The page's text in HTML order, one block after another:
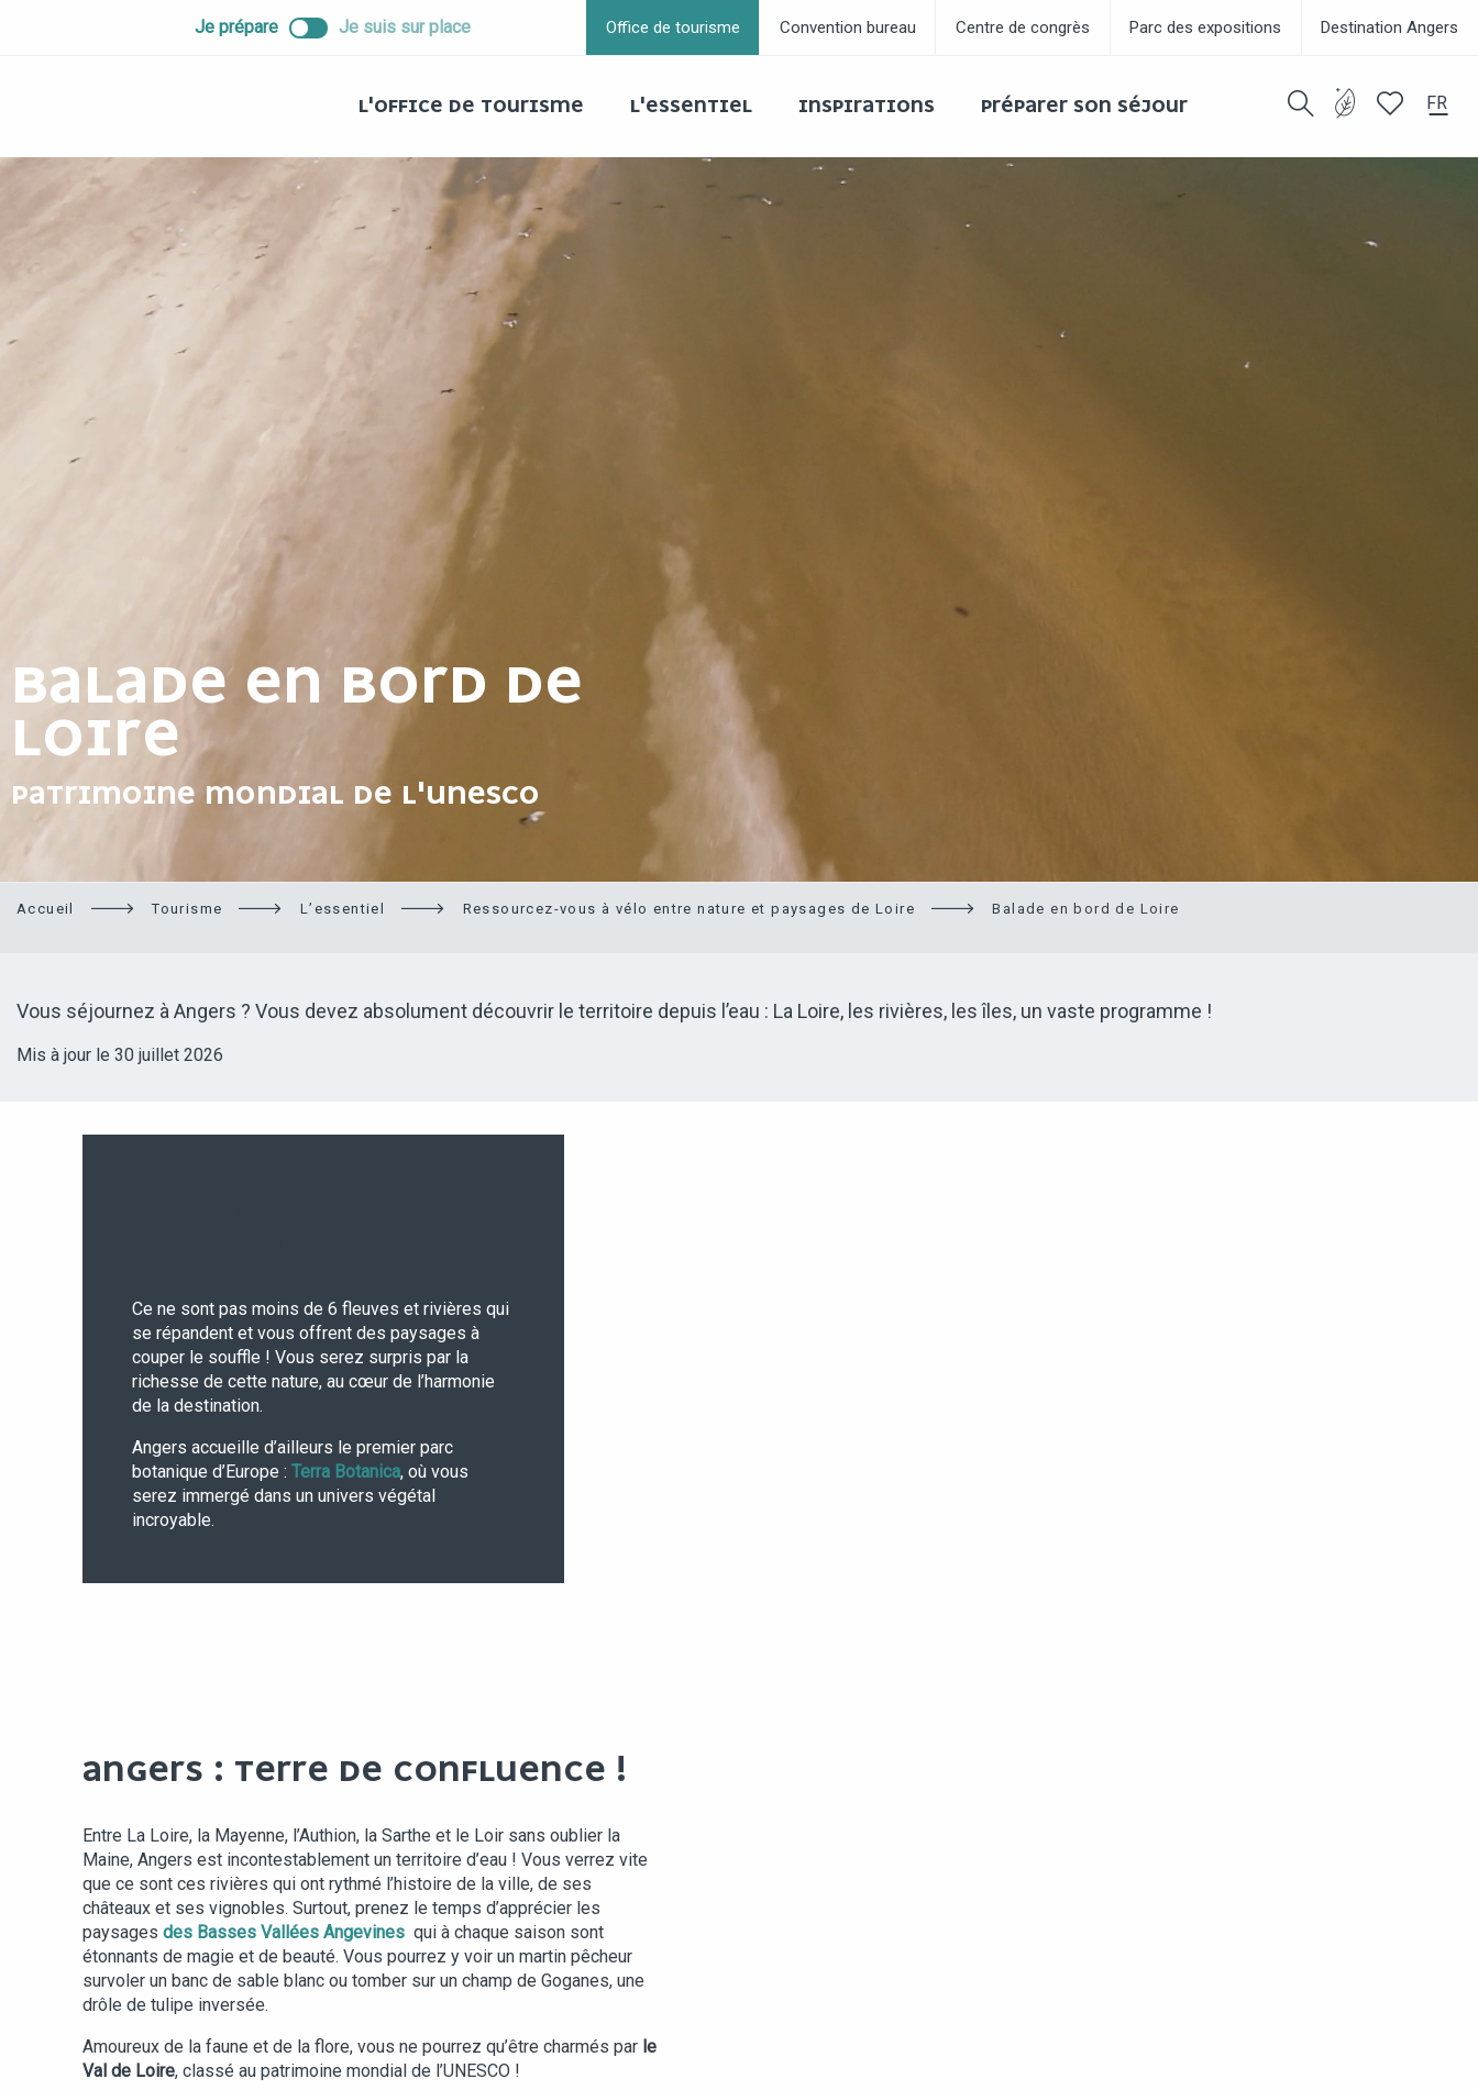
FR
Je prépare Je suis sur place Office de tourisme Convention bureau Centre de congrès Parc des expositions Destination Angers
L'OFFICE DE TOURISME L'ESSENTIEL INSPIRATIONS PRÉPARER SON SÉJOUR
BALADE EN BORD DE
LOIRE
PATRIMOINE MONDIAL DE L'UNESCO
Accueil Tourisme L’essentiel Ressourcez-vous à vélo entre nature et paysages de Loire Balade en bord de Loire
Vous séjournez à Angers ? Vous devez absolument découvrir le territoire depuis l’eau : La Loire, les rivières, les îles, un vaste programme !
Mis à jour le 30 juillet 2026
Ce ne sont pas moins de 6 fleuves et rivières qui
se répandent et vous offrent des paysages à
couper le souffle ! Vous serez surpris par la
richesse de cette nature, au cœur de l’harmonie
de la destination.
Angers accueille d’ailleurs le premier parc
botanique d’Europe : Terra Botanica, où vous
serez immergé dans un univers végétal
incroyable.
ANGERS : TERRE DE CONFLUENCE !
Entre La Loire, la Mayenne, l’Authion, la Sarthe et le Loir sans oublier la
Maine, Angers est incontestablement un territoire d’eau ! Vous verrez vite
que ce sont ces rivières qui ont rythmé l’histoire de la ville, de ses
châteaux et ses vignobles. Surtout, prenez le temps d’apprécier les
paysages des Basses Vallées Angevines qui à chaque saison sont
étonnants de magie et de beauté. Vous pourrez y voir un martin pêcheur
survoler un banc de sable blanc ou tomber sur un champ de Goganes, une
drôle de tulipe inversée.
Amoureux de la faune et de la flore, vous ne pourrez qu’être charmés par le
Val de Loire, classé au patrimoine mondial de l’UNESCO !